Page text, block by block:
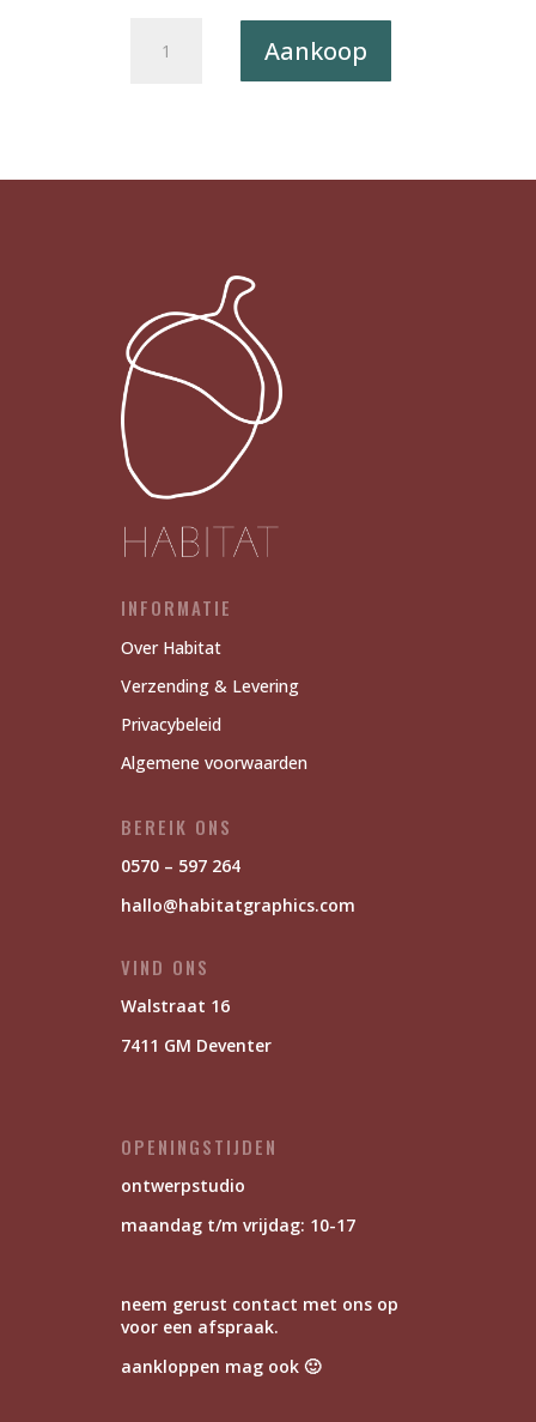
Aankoop
INFORMATIE
Over Habitat
Verzending & Levering
Privacybeleid
Algemene voorwaarden
BEREIK ONS
0570 – 597 264
hallo@habitatgraphics.com
VIND ONS
Walstraat 16
7411 GM Deventer
OPENINGSTIJDEN
ontwerpstudio
maandag t/m vrijdag: 10-17
neem gerust contact met ons op
voor een afspraak.
aankloppen mag ook 🙂